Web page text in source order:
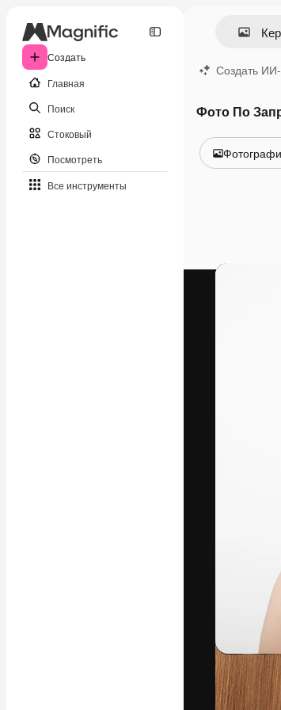
Создать
Главная
Поиск
Стоковый
Посмотреть
Все инструменты
Создать
Фото По
Видео